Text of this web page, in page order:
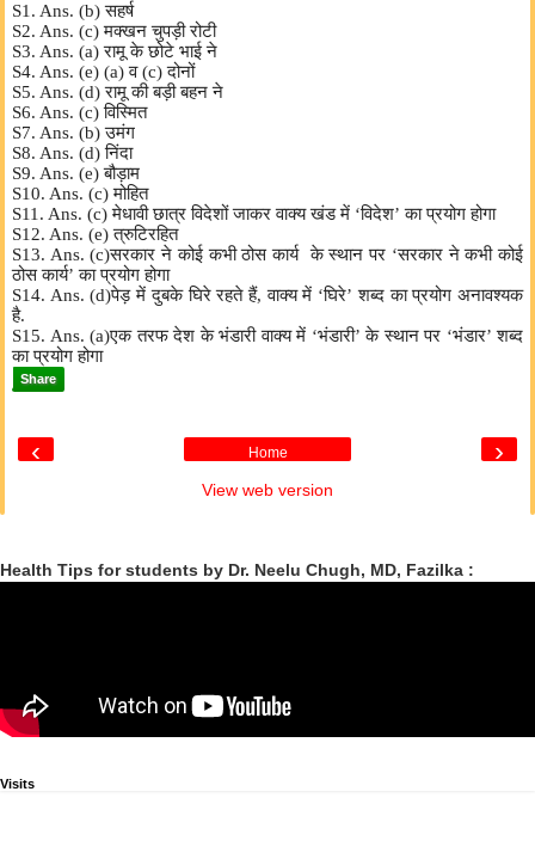
S1. Ans. (b) सहर्ष
S2. Ans. (c) मक्खन चुपड़ी रोटी
S3. Ans. (a) रामू के छोटे भाई ने
S4. Ans. (e) (a) व (c) दोनों
S5. Ans. (d) रामू की बड़ी बहन ने
S6. Ans. (c) विस्मित
S7. Ans. (b) उमंग
S8. Ans. (d) निंदा
S9. Ans. (e) बौड़ाम
S10. Ans. (c) मोहित
S11. Ans. (c) मेधावी छात्र विदेशों जाकर वाक्य खंड में ‘विदेश’ का प्रयोग होगा
S12. Ans. (e) त्रुटिरहित
S13. Ans. (c)सरकार ने कोई कभी ठोस कार्य के स्थान पर ‘सरकार ने कभी कोई
ठोस कार्य’ का प्रयोग होगा
S14. Ans. (d)पेड़ में दुबके घिरे रहते हैं, वाक्य में ‘घिरे’ शब्द का प्रयोग अनावश्यक
है.
S15. Ans. (a)एक तरफ देश के भंडारी वाक्य में ‘भंडारी’ के स्थान पर ‘भंडार’ शब्द
का प्रयोग होगा
Share
‹ ›
Home
View web version
Health Tips for students by Dr. Neelu Chugh, MD, Fazilka :
Visits